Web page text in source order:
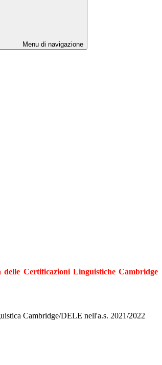
Menu di navigazione
delle Certificazioni Linguistiche Cambridge
Cambridge/DELE nell'a.s. 2021/2022